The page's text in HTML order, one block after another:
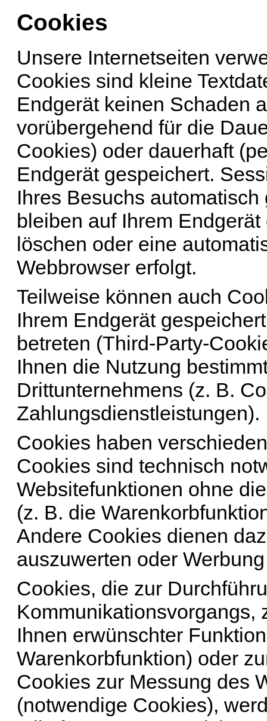
Cookies
Unsere Internetseiten
Cookies sind kleine
Endgerät keinen Schaden
vorübergehend für die
Cookies) oder dauerhaft
Endgerät gespeichert.
Ihres Besuchs
bleiben auf Ihrem
löschen oder eine
Webbrowser erfolgt.
Teilweise können auch
Ihrem Endgerät
betreten (Third-Party-
Ihnen die Nutzung
Drittunternehmens (z. B.
Zahlungsdienstleistungen).
Cookies haben
Cookies sind technisch
Websitefunktionen ohne
(z. B. die
Andere Cookies dienen
auszuwerten oder
Cookies, die zur
Kommunikationsvorgangs,
Ihnen erwünschter
Warenkorbfunktion) oder
Cookies zur Messung des
(notwendige Cookies),